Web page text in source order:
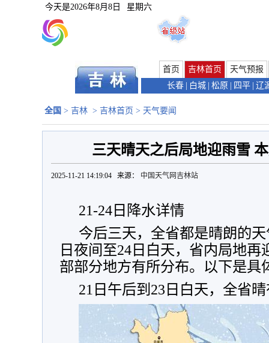
今天是2026年8月8日 星期六
首页 吉林首页
天气预报
长春
白城 松原 四平 辽
全国 > 吉林 > 吉林首页 > 天气要闻
三天晴天之后局地迎雨雪
2025-11-21 14:19:04 来源： 中国天气网吉林站
21-24日降水详情
今后三天，全省都是晴朗的
日夜间至24日白天，省内局地
部部分地方有所分布。以下是具
21日午后到23日白天，全省